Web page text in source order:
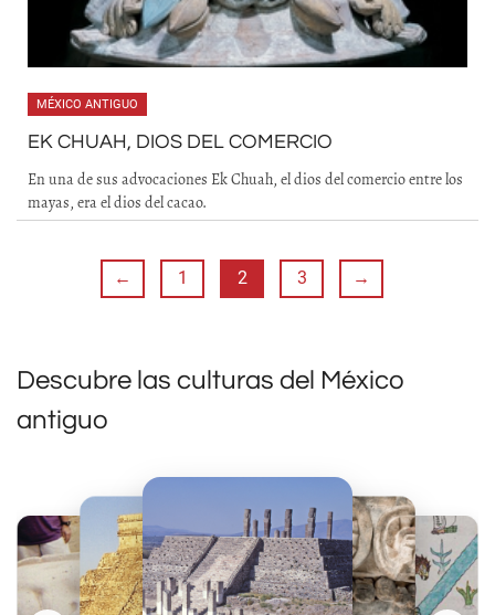
MÉXICO ANTIGUO
EK CHUAH, DIOS DEL COMERCIO
En una de sus advocaciones Ek Chuah, el dios del comercio entre los
mayas, era el dios del cacao.
← 1 2 3 →
Descubre las culturas del México
antiguo